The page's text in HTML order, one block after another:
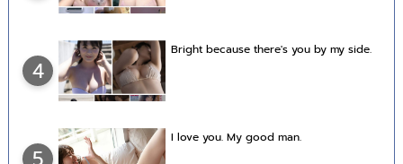
4
Bright because there's you by my side.
I love you. My good man.